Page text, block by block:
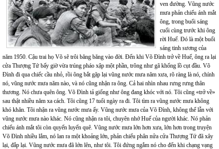
ven đường. Vũng nước
mưa phản chiếu ánh mắt
ông, trong buổi sáng
cuối cùng trước khi ông
rời Huế. Đó là một buổi
sáng tinh sương của
năm 1950. Cậu trai họ Võ sẽ trôi băng băng vào đời. Đến khi Võ Đình trở về Huế, ông ra lại
cửa Thượng Tứ bấy giờ vừa trúng pháo xập một phần, trông như gã khổng lồ cụt đầu. Võ
Đình đi qua chiếc cầu nhỏ, rồi ông bắt gặp lại vũng nước mưa năm xưa, rõ ràng là nó, chính
nó, vũng nước mưa năm nào, và nó cũng nhận ra ông. Cả hai nhìn nhau rưng rưng thân
thương. Nó chưa quên ông. Võ Đình tả giống như ông đang khóc với nó. Tôi cũng «trở về»
sau thật nhiều năm xa cách. Tôi cũng 17 tuổi ngày ra đi. Tôi tìm ra vũng nước mưa không
khó khăn. Tôi nhận ra vũng nước mưa ấy. Vũng nước mưa của Võ Đình, không thể lẫn với
vũng nước mưa nào khác. Nó cũng nhận ra tôi, chuyên nhớ Huế của người khác. Nó phản
chiếu ánh mắt tôi còn quyến luyến quê. Vũng nước mưa lớn hơn xưa, lớn hơn trong truyện
Võ Đình nhiều lắm, nó lan ra một khoảng lớn, phản chiếu phân nửa cửa Thượng Tứ đã xây
lại, đắp lại. Vũng nước mưa đã lớn lên, như tôi. Tôi đứng ngắm nó cho đến khi chạng vạng